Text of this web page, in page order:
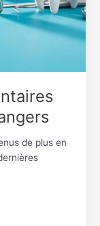
de plus en